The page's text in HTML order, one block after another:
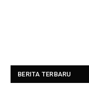
BERITA TERBARU